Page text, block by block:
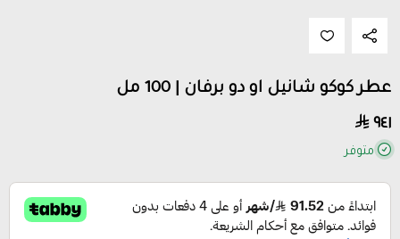
عطر كوكو شانيل او دو برفان | 100 مل
٩٤١
متوفر